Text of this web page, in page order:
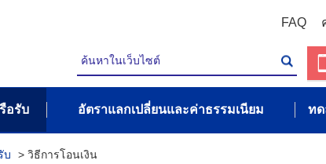
FAQ
อรับ อัตราแลกเปลี่ยนและค่าธรรมเนียม ทด
บ > วิธีการโอนเงิน